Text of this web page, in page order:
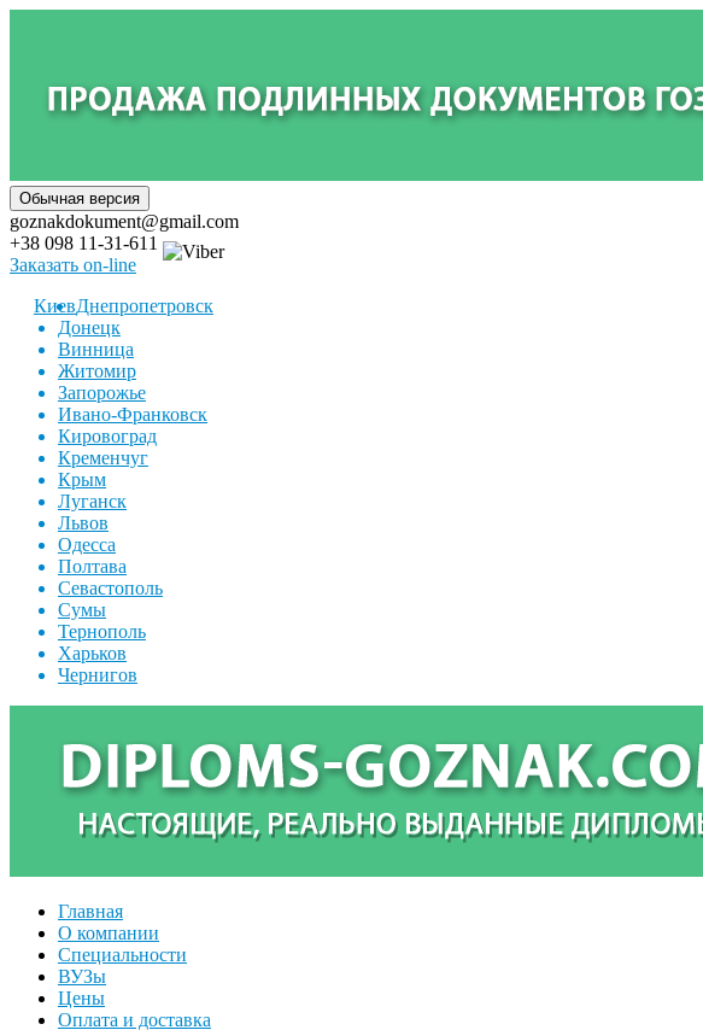
goznakdokument@gmail.com
+38 098 11-31-611
Заказать on-line
КиевДнепропетровск
Донецк
Винница
Житомир
Запорожье
Ивано-Франковск
Кировоград
Кременчуг
Крым
Луганск
Львов
Одесса
Полтава
Севастополь
Сумы
Тернополь
Харьков
Чернигов
Главная
О компании
Специальности
ВУЗы
Цены
Оплата и доставка